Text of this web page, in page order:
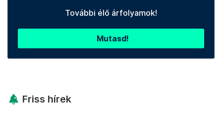
További élő árfolyamok!
Mutasd!
Friss hírek